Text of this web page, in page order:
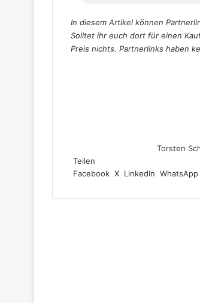
In diesem Artikel können
Solltet ihr euch dort für einen
Preis nichts. Partnerlinks haben
Torsten
Teilen
Facebook X LinkedIn WhatsApp